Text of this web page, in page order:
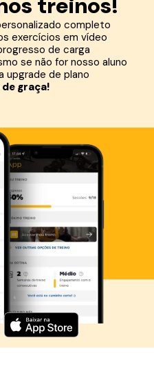
completo
exercícios em vídeo
de carga
se não for nosso aluno
upgrade de plano
graça!
Smart Fit App